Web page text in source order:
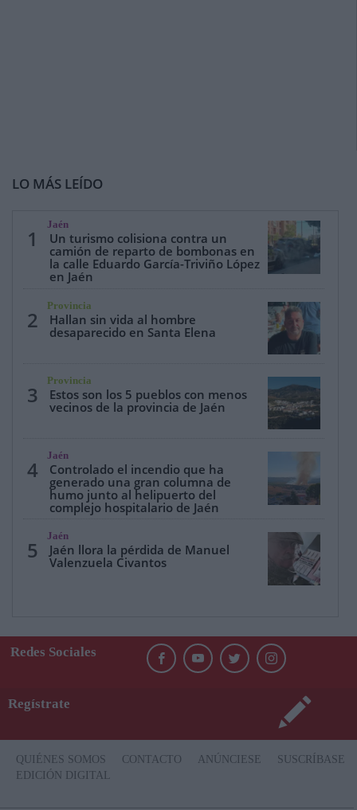
LO MÁS LEÍDO
1
Jaén
Un turismo colisiona contra un
camión de reparto de bombonas en
la calle Eduardo García-Triviño López
en Jaén
2
Provincia
Hallan sin vida al hombre
desaparecido en Santa Elena
3
Provincia
Estos son los 5 pueblos con menos
vecinos de la provincia de Jaén
4
Jaén
Controlado el incendio que ha
generado una gran columna de
humo junto al helipuerto del
complejo hospitalario de Jaén
5
Jaén
Jaén llora la pérdida de Manuel
Valenzuela Civantos
Redes Sociales
Regístrate
QUIÉNES SOMOS CONTACTO ANÚNCIESE
SUSCRÍBASE
EDICIÓN DIGITAL